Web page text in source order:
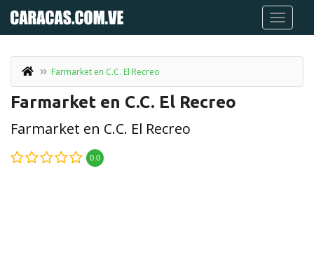
Farmarket en C.C. El Recreo
Farmarket en C.C. El Recreo
Farmarket en C.C. El Recreo
0.0